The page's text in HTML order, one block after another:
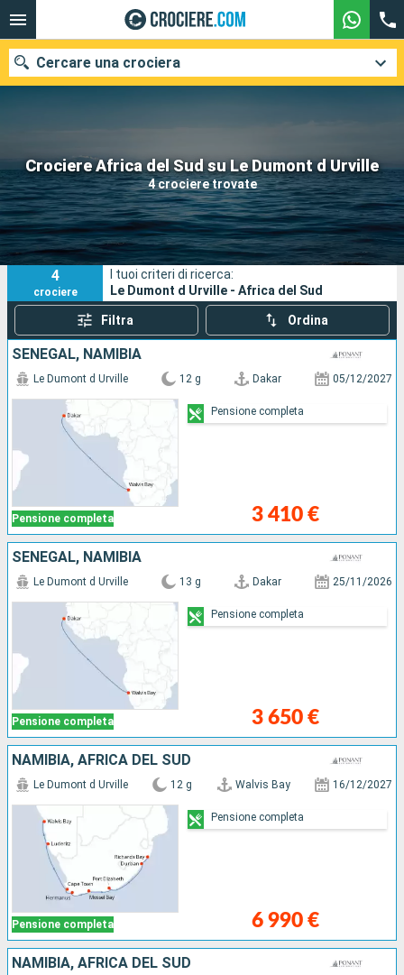
Crociere Africa del Sud su Le Dumont d Urville
4 crociere trovate
Cercare una crociera
Le nostre destinazioni
Mesi di partenza
Porti Compagnie
Ricerca
4
crociere
I tuoi criteri di ricerca:
Le Dumont d Urville - Africa del Sud
Filtra Ordina
SENEGAL, NAMIBIA
Pensione completa
Le Dumont d Urville 12 g Dakar 05/12/2027
3 410 €
Pensione completa
SENEGAL, NAMIBIA
Pensione completa
Le Dumont d Urville 13 g Dakar 25/11/2026
3 650 €
Pensione completa
NAMIBIA, AFRICA DEL SUD
Pensione completa
Le Dumont d Urville 12 g Walvis Bay 16/12/2027
6 990 €
Pensione completa
NAMIBIA, AFRICA DEL SUD